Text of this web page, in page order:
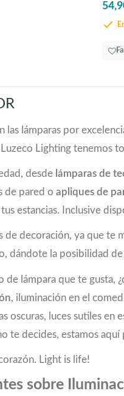
las lámparas por
Lighting tenemos
desde lámparas de
de pared o apliques de
estancias. Inclusive
de decoración, ya que te
dándote la posibilidad
de lámpara que te gusta,
, iluminación en el
oscuras, luces sutiles
te decides, estamos aquí
Light is life!
sobre